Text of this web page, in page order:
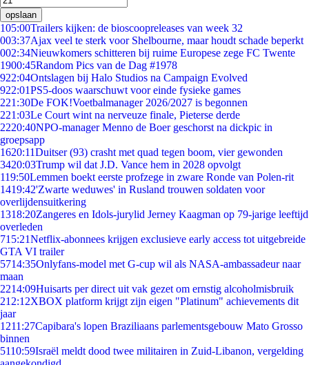
opslaan
105:00Trailers kijken: de bioscoopreleases van week 32
003:37Ajax veel te sterk voor Shelbourne, maar houdt schade beperkt
002:34Nieuwkomers schitteren bij ruime Europese zege FC Twente
1900:45Random Pics van de Dag #1978
922:04Ontslagen bij Halo Studios na Campaign Evolved
922:01PS5-doos waarschuwt voor einde fysieke games
221:30De FOK!Voetbalmanager 2026/2027 is begonnen
221:03Le Court wint na nerveuze finale, Pieterse derde
2220:40NPO-manager Menno de Boer geschorst na dickpic in
groepsapp
1620:11Duitser (93) crasht met quad tegen boom, vier gewonden
3420:03Trump wil dat J.D. Vance hem in 2028 opvolgt
119:50Lemmen boekt eerste profzege in zware Ronde van Polen-rit
1419:42'Zwarte weduwes' in Rusland trouwen soldaten voor
overlijdensuitkering
1318:20Zangeres en Idols-jurylid Jerney Kaagman op 79-jarige leeftijd
overleden
715:21Netflix-abonnees krijgen exclusieve early access tot uitgebreide
GTA VI trailer
5714:35Onlyfans-model met G-cup wil als NASA-ambassadeur naar
maan
2214:09Huisarts per direct uit vak gezet om ernstig alcoholmisbruik
212:12XBOX platform krijgt zijn eigen "Platinum" achievements dit
jaar
1211:27Capibara's lopen Braziliaans parlementsgebouw Mato Grosso
binnen
5110:59Israël meldt dood twee militairen in Zuid-Libanon, vergelding